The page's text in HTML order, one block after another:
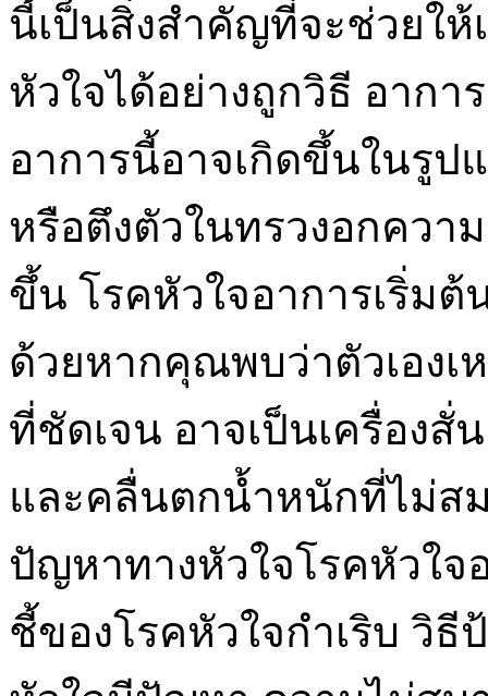
นี้เป็นสิ่งสำคัญที่จะช่วยใ
หัวใจได้อย่างถูกวิธี อากา
อาการนี้อาจเกิดขึ้นในรูป
หรือตึงตัวในทรวงอกควา
ขึ้น โรคหัวใจอาการเริ่มต้
ด้วยหากคุณพบว่าตัวเองเ
ที่ชัดเจน อาจเป็นเครื่อง
และคลื่นตกน้ำหนักที่ไม่ส
ปัญหาทางหัวใจโรคหัวใ
ชี้ของโรคหัวใจกำเริบ วิ